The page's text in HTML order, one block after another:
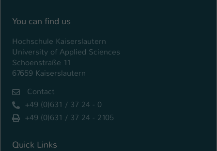
You can find us
Hochschule Kaiserslautern
University of Applied Sciences
Schoenstraße 11
67659 Kaiserslautern
Contact
+49 (0)631 / 37 24 - 0
+49 (0)631 / 37 24 - 2105
Quick Links